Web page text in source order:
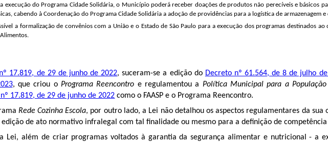
a execução do Programa Cidade Solidária, o Município poderá receber doações de produtos não perecíveis e básicos
cabendo à Coordenação do Programa Cidade Solidária a adoção de providências para a logística de armazenagem
a formalização de convênios com a União e o Estado de São Paulo para a execução dos programas destinados
17.819, de 29 de junho de 2022, suceram-se a edição do Decreto nº 61.564, de 8 de julho
, que criou o Programa Reencontro e regulamentou a Política Municipal para a
17.819, de 29 de junho de 2022 como o FAASP e o Programa Reencontro.
Rede Cozinha Escola, por outro lado, a Lei não detalhou os aspectos regulamentares da
de ato normativo infralegal com tal finalidade ou mesmo para a definição de
a Lei, além de criar programas voltados à garantia da segurança alimentar e nutricional - a